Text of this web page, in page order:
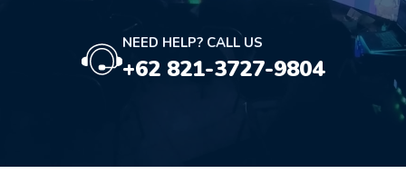
NEED HELP? CALL US
+62 821-3727-9804